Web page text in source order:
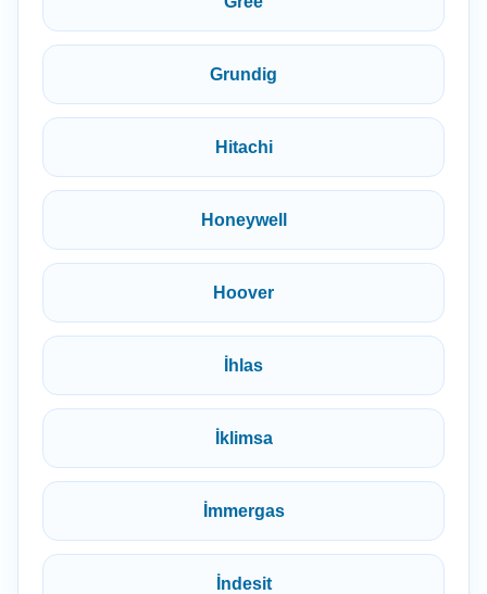
Grundig
Hitachi
Honeywell
Hoover
İhlas
İklimsa
İmmergas
İndesit